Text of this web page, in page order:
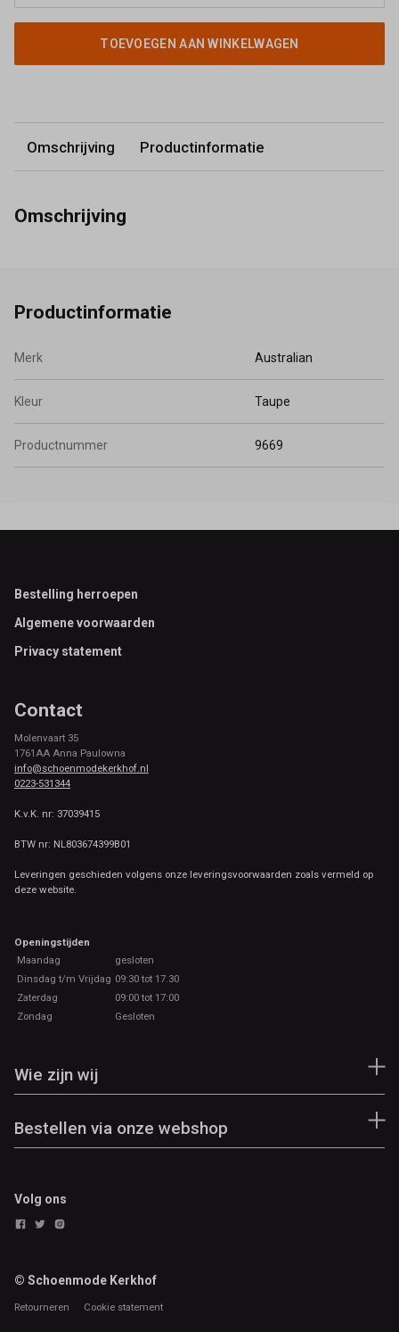
TOEVOEGEN AAN WINKELWAGEN
Omschrijving Productinformatie
Omschrijving
Productinformatie
Merk Australian
Kleur Taupe
Productnummer 9669
Footer
Bestelling herroepen
Algemene voorwaarden
Privacy statement
Contact
Molenvaart 35
1761AA Anna Paulowna
info@schoenmodekerkhof.nl
0223-531344
K.v.K. nr: 37039415
BTW nr: NL803674399B01
Leveringen geschieden volgens onze leveringsvoorwaarden zoals vermeld op
deze website.
Openingstijden
Maandag
gesloten
Dinsdag t/m Vrijdag 09:30 tot 17.30
Zaterdag
09:00 tot 17:00
Zondag
Gesloten
Wie zijn wij
Bestellen via onze webshop
Volg ons
© Schoenmode Kerkhof
Retourneren Cookie statement